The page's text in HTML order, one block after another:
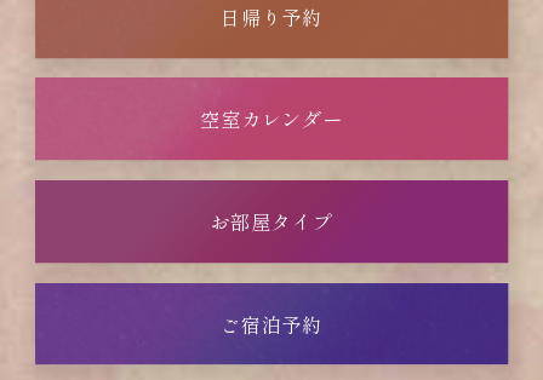
日帰り予約
空室カレンダー
お部屋タイプ
ご宿泊予約